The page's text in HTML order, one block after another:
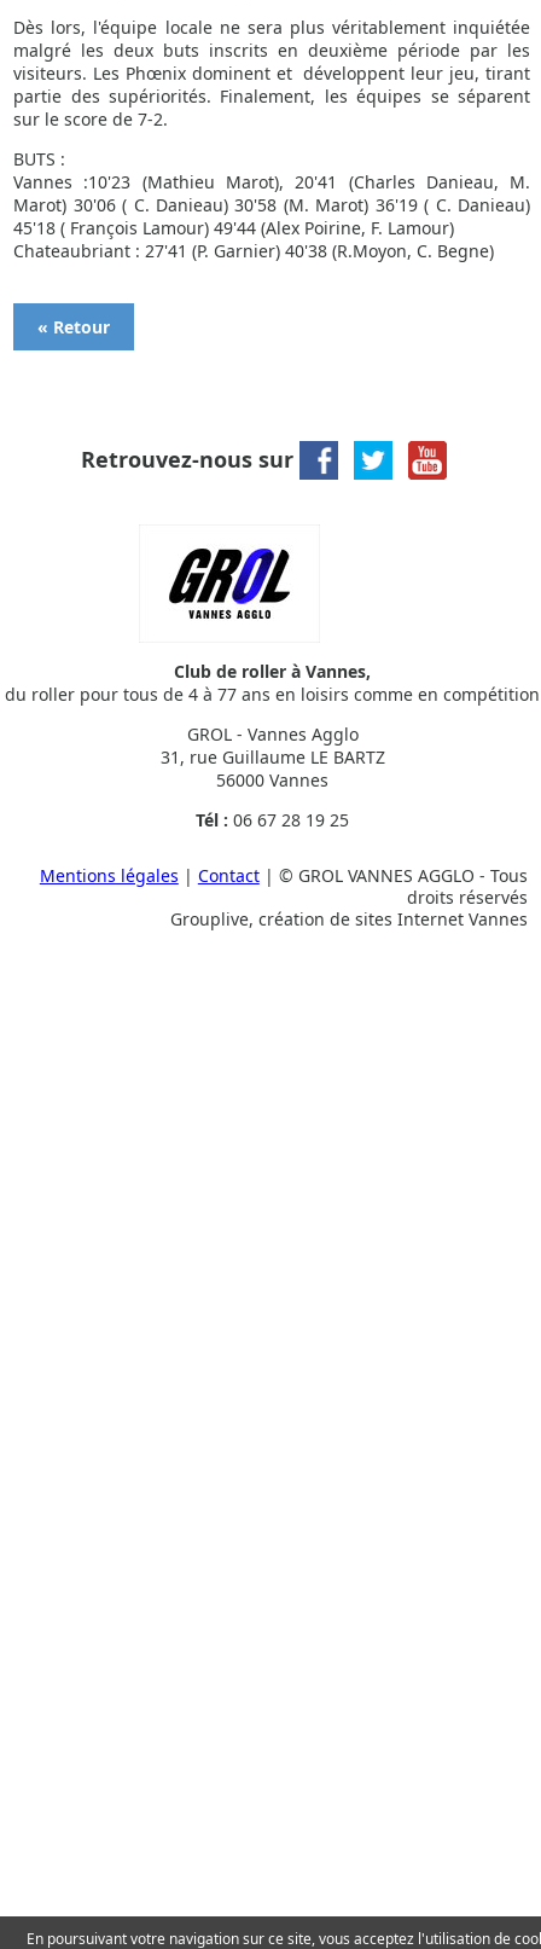
Dès lors, l'équipe locale ne sera plus véritablement inquiétée
malgré les deux buts inscrits en deuxième période par les
visiteurs. Les Phœnix dominent et développent leur jeu, tirant
partie des supériorités. Finalement, les équipes se séparent
sur le score de 7-2.
BUTS :
Vannes :10'23 (Mathieu Marot), 20'41 (Charles Danieau, M.
Marot) 30'06 ( C. Danieau) 30'58 (M. Marot) 36'19 ( C. Danieau)
45'18 ( François Lamour) 49'44 (Alex Poirine, F. Lamour)
Chateaubriant : 27'41 (P. Garnier) 40'38 (R.Moyon, C. Begne)
« Retour
Retrouvez-nous sur
Club de roller à Vannes,
du roller pour tous de 4 à 77 ans en loisirs comme en compétition
GROL - Vannes Agglo
31, rue Guillaume LE BARTZ
56000 Vannes
Tél : 06 67 28 19 25
Mentions légales | Contact| © GROL VANNES AGGLO - Tous
droits réservés
Grouplive, création de sites Internet Vannes
En poursuivant votre navigation sur ce site, vous acceptez l'utilisation de